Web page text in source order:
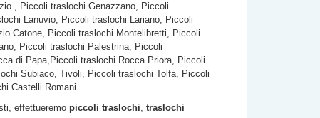
, Piccoli traslochi Genazzano, Piccoli
Lanuvio, Piccoli traslochi Lariano, Piccoli
Catone, Piccoli traslochi Montelibretti, Piccoli
Piccoli traslochi Palestrina, Piccoli
di Papa,Piccoli traslochi Rocca Priora, Piccoli
Subiaco, Tivoli, Piccoli traslochi Tolfa, Piccoli
Castelli Romani
effettueremo piccoli traslochi, traslochi